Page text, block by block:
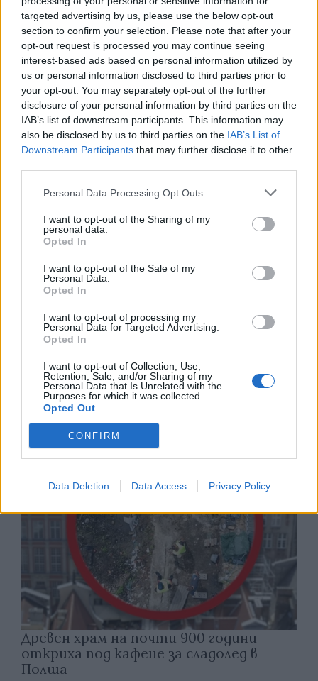
targeted advertising by us, please use the below opt-out
section to confirm your selection. Please note that after your
opt-out request is processed you may continue seeing
interest-based ads based on personal information utilized by
us or personal information disclosed to third parties prior to
your opt-out. You may separately opt-out of the further
disclosure of your personal information by third parties on the
IAB’s list of downstream participants. This information may
also be disclosed by us to third parties on the IAB’s List of
Downstream Participants that may further disclose it to other
Personal Data Processing Opt Outs
I want to opt-out of the Sharing of my
personal data.
Opted In
I want to opt-out of the Sale of my
Personal Data.
Opted In
I want to opt-out of processing my
Personal Data for Targeted Advertising.
Opted In
I want to opt-out of Collection, Use,
Retention, Sale, and/or Sharing of my
Personal Data that Is Unrelated with the
Purposes for which it was collected.
Opted Out
CONFIRM
Data Deletion Data Access Privacy Policy
Белият дом спира проекти за
възобновяема енергия в САЩ
07.08.2026 / 18:00
Русия започна да внася петролни
продукти от Южна Корея.
07.08.2026 / 17:05
Древен храм на почти 900 години
откриха под кафене за сладолед в
Полша